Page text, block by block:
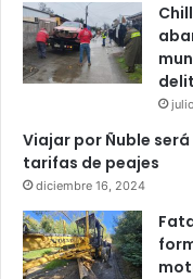
Viajar por Ñuble
tarifas de peajes
diciembre 16, 2024